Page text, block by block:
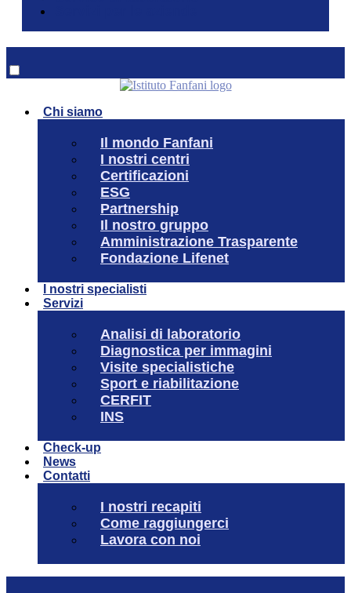
Chi siamo
Il mondo Fanfani
I nostri centri
Certificazioni
ESG
Partnership
Il nostro gruppo
Amministrazione Trasparente
Fondazione Lifenet
I nostri specialisti
Servizi
Analisi di laboratorio
Diagnostica per immagini
Visite specialistiche
Sport e riabilitazione
CERFIT
INS
Check-up
News
Contatti
I nostri recapiti
Come raggiungerci
Lavora con noi